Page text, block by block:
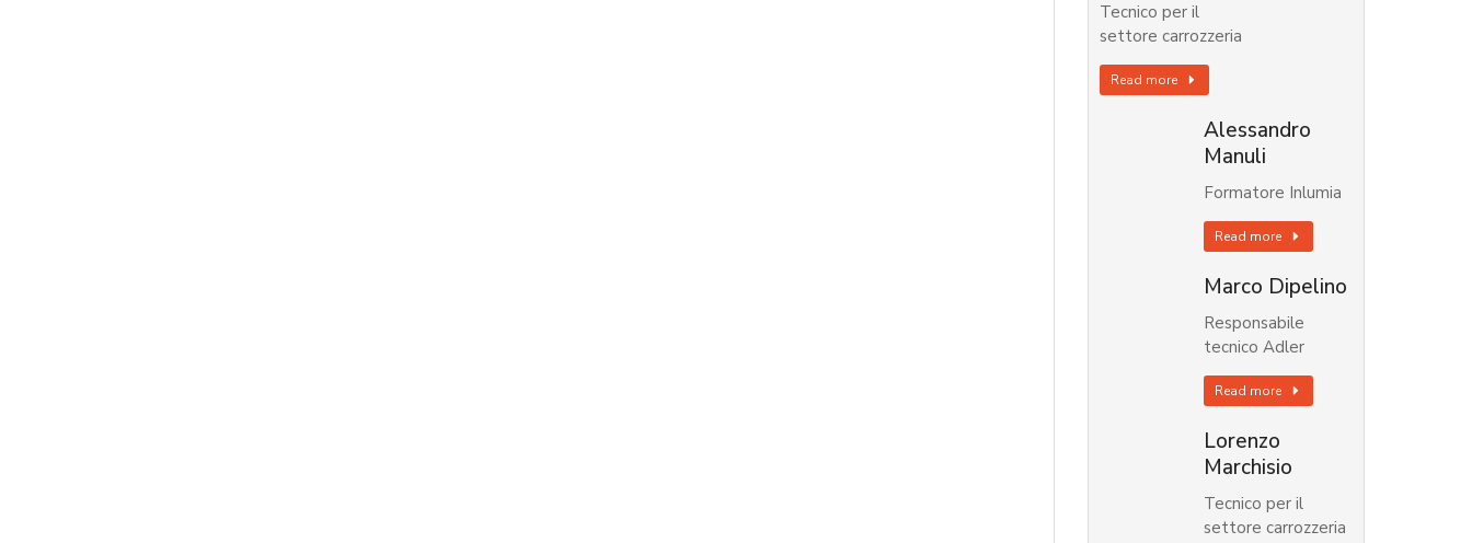
Tecnico per il
settore carrozzeria
Read more
Alessandro
Manuli
Formatore Inlumia
Read more
Marco Dipelino
Responsabile
tecnico Adler
Read more
Lorenzo
Marchisio
Tecnico per il
settore carrozzeria